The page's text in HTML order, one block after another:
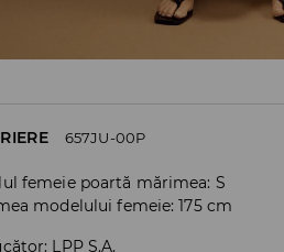
657JU-00P
femeie poartă mărimea: S
modelului femeie: 175 cm
: LPP S.A.